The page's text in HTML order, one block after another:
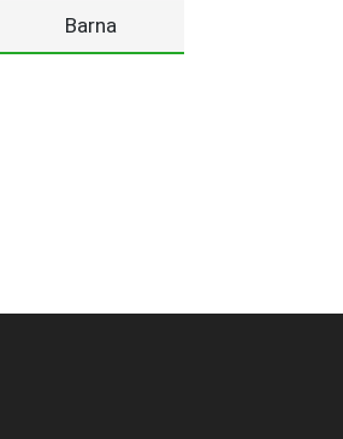
Barna